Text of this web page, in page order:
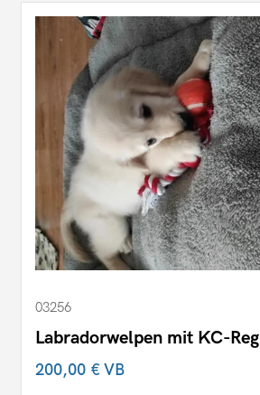
03256
Labradorwelpen mit KC-
200,00 €VB